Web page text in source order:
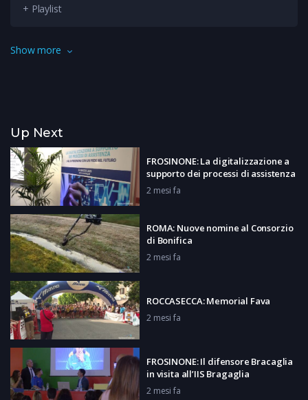
+ Playlist
Ultima chiamata per il futuro del Sora Calcio, il Presidente
sportivo.
Show more
Up Next
FROSINONE: La digitalizzazione a
supporto dei processi di assistenza
2 mesi fa
ROMA: Nuove nomine al Consorzio
di Bonifica
2 mesi fa
ROCCASECCA: Memorial Fava
2 mesi fa
FROSINONE: Il difensore Bracaglia
in visita all’IIS Bragaglia
2 mesi fa